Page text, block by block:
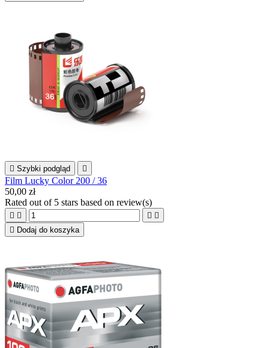
 Szybki podgląd 
Film Lucky Color 200 / 36
50,00 zł
Rated out of 5 stars based on review(s)
   
 Dodaj do koszyka